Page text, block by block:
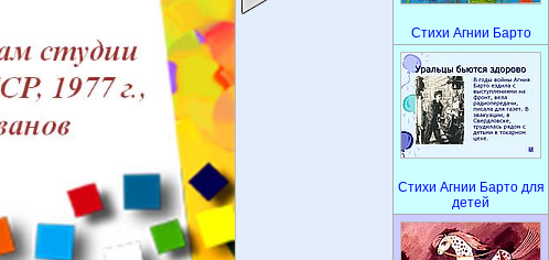
Стихи Агнии Барто
Стихи Агнии Барто для
детей